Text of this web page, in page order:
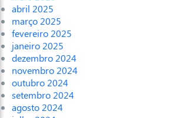
abril 2025
março 2025
fevereiro 2025
janeiro 2025
dezembro 2024
novembro 2024
outubro 2024
setembro 2024
agosto 2024